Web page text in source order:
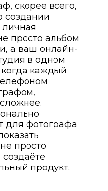
скорее всего,
создании
личная
просто альбом
а ваш онлайн-
в одном
каждый
для фотографа
просто
продукт.